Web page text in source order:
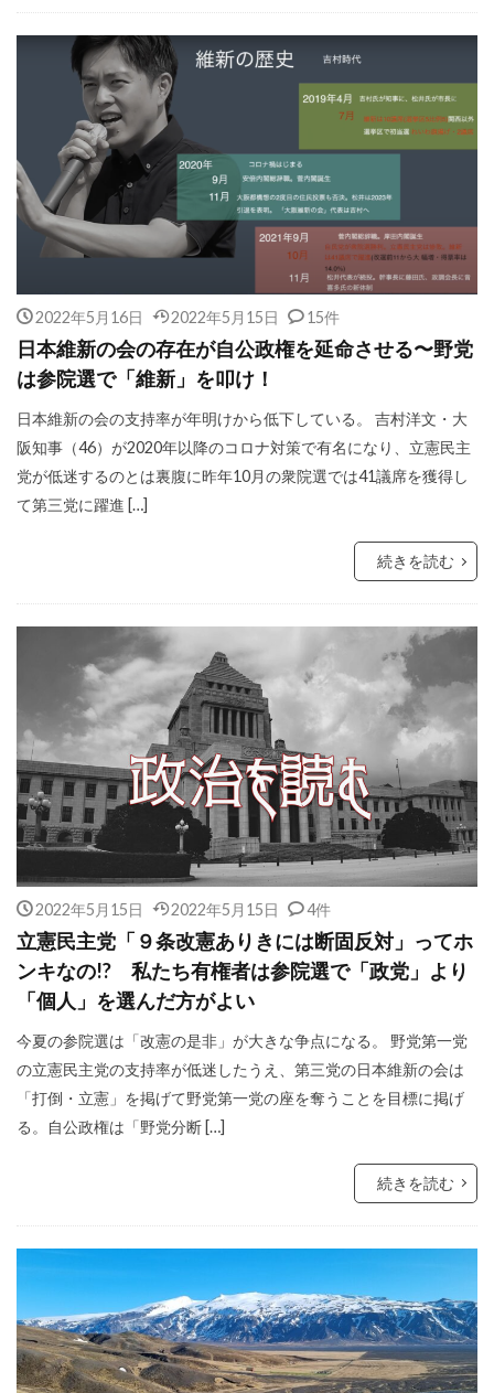
2022年5月16日 2022年5月15日 15件
日本維新の会の存在が自公政権を延命させる〜野党
は参院選で「維新」を叩け！
日本維新の会の支持率が年明けから低下している。 吉村洋文・大
阪知事（46）が2020年以降のコロナ対策で有名になり、立憲民主
党が低迷するのとは裏腹に昨年10月の衆院選では41議席を獲得し
て第三党に躍進 […]
続きを読む
2022年5月15日 2022年5月15日 4件
立憲民主党「９条改憲ありきには断固反対」ってホ
ンキなの!? 私たち有権者は参院選で「政党」より
「個人」を選んだ方がよい
今夏の参院選は「改憲の是非」が大きな争点になる。 野党第一党
の立憲民主党の支持率が低迷したうえ、第三党の日本維新の会は
「打倒・立憲」を掲げて野党第一党の座を奪うことを目標に掲げ
る。自公政権は「野党分断 […]
続きを読む